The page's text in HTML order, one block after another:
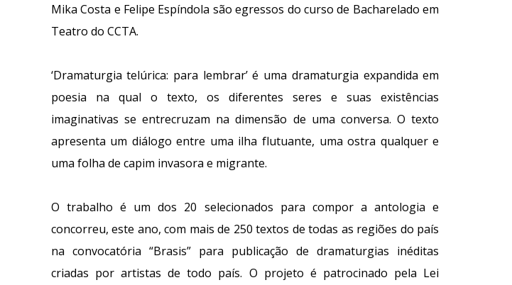
Mika Costa e Felipe Espíndola são egressos do curso de Bacharelado em
Teatro do CCTA.
‘Dramaturgia telúrica: para lembrar’ é uma dramaturgia expandida em
poesia na qual o texto, os diferentes seres e suas existências
imaginativas se entrecruzam na dimensão de uma conversa. O texto
apresenta um diálogo entre uma ilha flutuante, uma ostra qualquer e
uma folha de capim invasora e migrante.
O trabalho é um dos 20 selecionados para compor a antologia e
concorreu, este ano, com mais de 250 textos de todas as regiões do país
na convocatória “Brasis” para publicação de dramaturgias inéditas
criadas por artistas de todo país. O projeto é patrocinado pela Lei